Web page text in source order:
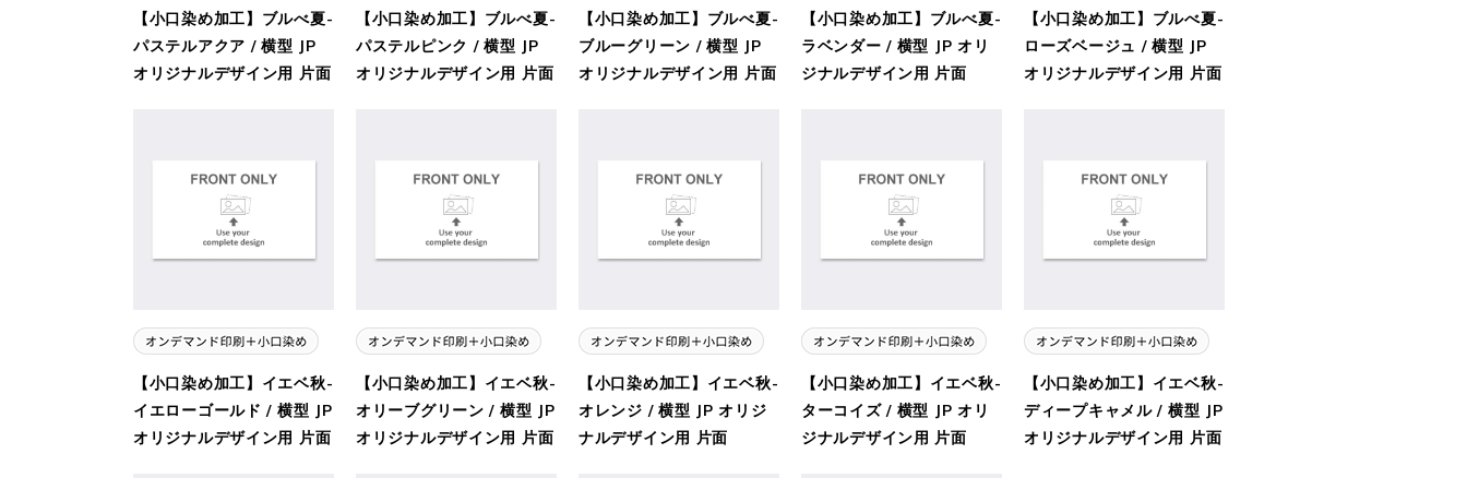
【小口染め加工】ブルべ夏-
パステルアクア / 横型 JP
オリジナルデザイン用 片面
【小口染め加工】ブルべ夏-
パステルピンク / 横型 JP
オリジナルデザイン用 片面
【小口染め加工】ブルべ夏-
ブルーグリーン / 横型 JP
オリジナルデザイン用 片面
【小口染め加工】ブルべ夏-
ラベンダー / 横型 JP オリ
ジナルデザイン用 片面
【小口染め加工】ブルべ夏-
ローズベージュ / 横型 JP
オリジナルデザイン用 片面
【小口染め加工】イエベ秋-
イエローゴールド / 横型 JP
オリジナルデザイン用 片面
【小口染め加工】イエベ秋-
オリーブグリーン / 横型 JP
オリジナルデザイン用 片面
【小口染め加工】イエベ秋-
オレンジ / 横型 JP オリジ
ナルデザイン用 片面
【小口染め加工】イエベ秋-
ターコイズ / 横型 JP オリ
ジナルデザイン用 片面
【小口染め加工】イエベ秋-
ディープキャメル / 横型 JP
オリジナルデザイン用 片面